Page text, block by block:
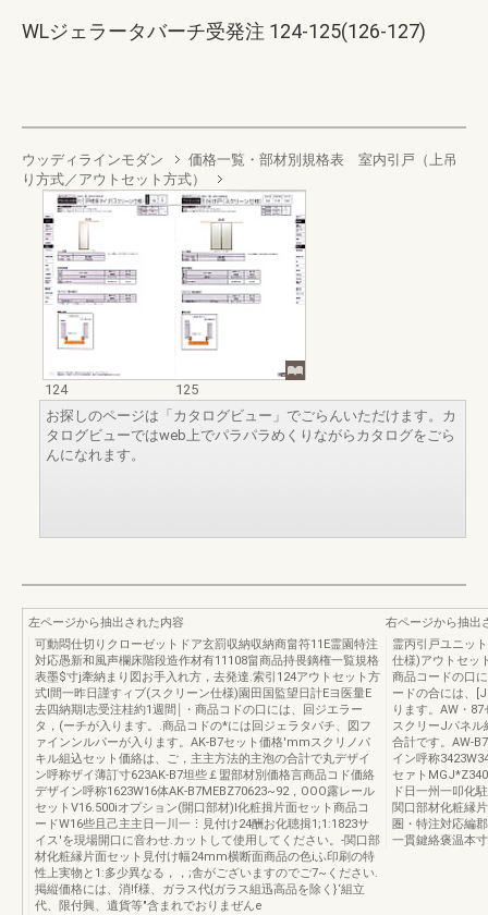
WLジェラータバーチ受発注 124-125(126-127)
ウッディラインモダン
価格一覧・部材別規格表 室内引戸（上吊
り方式／アウトセット方式）
124
125
お探しのページは「カタログビュー」でごらんいただけます。カ
タログビューではweb上でパラパラめくりながらカタログをごら
んになれます。
左ページから抽出された内容
可動悶仕切りクローゼットドア玄罰収納収納商畠符11E霊園特注
対応愚新和風声欄床階段造作材有11108畠商品持畏鏑権一覧規格
表墨$寸j牽納まり図お手入れ方，去発達.索引124アウトセット方
式l間一昨日謹すィブ(スクリーン仕様)園田国監望日計Eヨ医量E
去四納期l志受注桂約1週間￨・商品コドの口には、回ジエラー
タ，(ーチが入ります。.商品コドの*には回ジェラタパチ、図フ
ァインンルパーが入ります。AK-B7セット価格'mmスクリノパ
キル組込セット価絡は、ご，主主方法的主泡の合計で丸デザイ
ン呼称ザイ薄訂寸623AK-B7坦些￡盟部材別価格言商品コド価絡
デザイン呼称1623W16体AK-B7MEBZ70623~92，OOO露レール
セットV16.500iオプション(開口部材)I化粧揖片面セット商品コ
ードW16些且己主主日一川一⋮見付け24酬お化聴揖1;1:1823サ
イス'を現場開口に音わせ.カットして使用してください。-関口部
材化粧縁片面セット見付け幅24mm横断面商品の色iふ印刷の特
性上実物と1:多少異なる，，;舎がございますのでご7~ください.
掲縦価格には、消!f様、ガラス代{ガラス組迅高品を除く}‘組立
代、限付興、遺貨等"含まれでおりまぜんe
右ページから抽出
霊丙引戸ユニッ
仕様)アウトセッ
商品コードの口
ードの合には、
ります。AW・
スクリーJパネル
合計です。AW-
イン呼称
セァト
ド日一州一叩化
関口部材化粧縁
圏・特注対応編
一貫鍵絡褒温本